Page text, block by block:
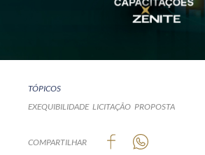
TÓPICOS
EXEQUIBILIDADE LICITAÇÃO PROPOSTA
COMPARTILHAR